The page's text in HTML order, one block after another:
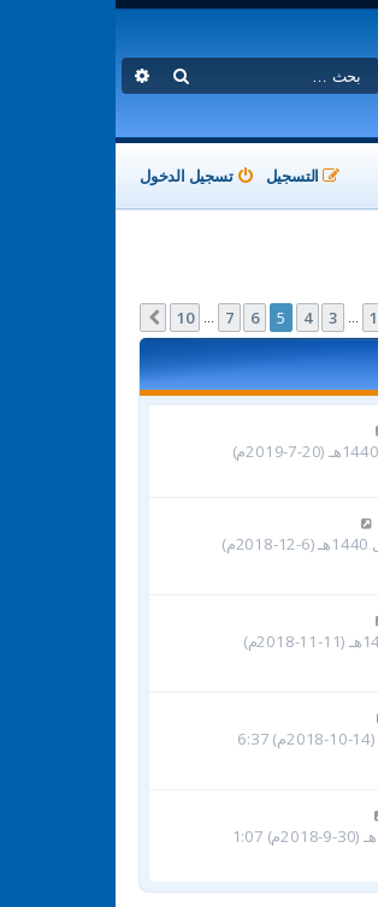
بحث
تسجيل الدخول التسجيل
1
…
3
4
5
6
7
…
10 التالي
السبت 17 ذو القعدة 1440هـ (20-7-2019م)
الخميس 28 ربيع الأول 1440هـ (6-12-2018م)
الأحد 3 ربيع الأول 1440هـ (11-11-2018م)
الأحد 5 صفر 1440هـ (14-10-2018م) 6:37
الأحد 20 محرم 1440هـ (30-9-2018م) 1:07